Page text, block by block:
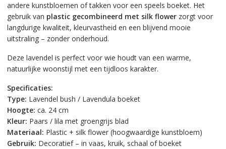
andere kunstbloemen of takken voor een speels boeket. Het
gebruik van plastic gecombineerd met silk flowerzorgt voor
langdurige kwaliteit, kleurvastheid en een blijvend mooie
uitstraling – zonder onderhoud.
Deze lavendel is perfect voor wie houdt van een warme,
natuurlijke woonstijl met een tijdloos karakter.
Specificaties:
Type: Lavendel bush / Lavendula boeket
Hoogte: ca. 24 cm
Kleur: Paars / lila met groengrijs blad
Materiaal: Plastic + silk flower (hoogwaardige kunstbloem)
Gebruik: Decoratief – in vaas, kruik, schaal of boeket